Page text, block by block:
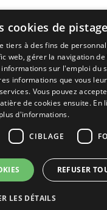
Termes juridiques
Politique de
Conditions
Gérer les cookies
cookies de
tiers à des fins de
web, gérer la navigation
sur l'emploi du
informations que vous
Vous pouvez
de cookies ensuite. En
d'informations.
CIBLAGE
REFUSER
LES DÉTAILS